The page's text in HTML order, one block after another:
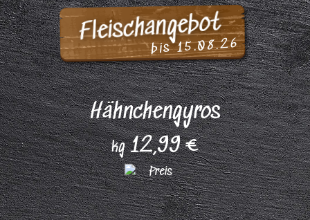
Fleischangebot
bis 15.08.26
Hähnchengyros
kg12,99 €